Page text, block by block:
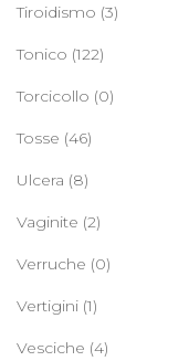
Tiroidismo (3)
Tonico (122)
Torcicollo (0)
Tosse (46)
Ulcera (8)
Vaginite (2)
Verruche (0)
Vertigini (1)
Vesciche (4)